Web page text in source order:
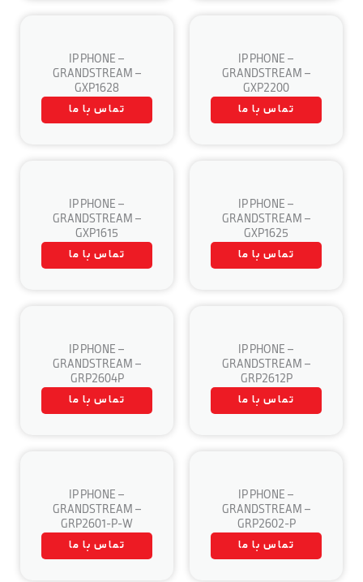
IP PHONE –
GRANDSTREAM –
GXP2200
تماس با ما
IP PHONE –
GRANDSTREAM –
GXP1628
تماس با ما
IP PHONE –
GRANDSTREAM –
GXP1625
تماس با ما
IP PHONE –
GRANDSTREAM –
GXP1615
تماس با ما
IP PHONE –
GRANDSTREAM –
GRP2612P
تماس با ما
IP PHONE –
GRANDSTREAM –
GRP2604P
تماس با ما
IP PHONE –
GRANDSTREAM –
GRP2602-P
تماس با ما
IP PHONE –
GRANDSTREAM –
GRP2601-P-W
تماس با ما